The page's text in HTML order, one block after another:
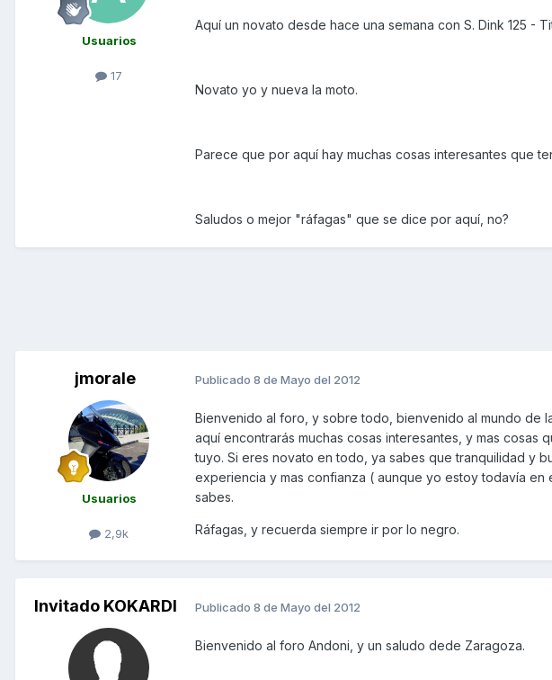
Usuarios
17
Aquí un novato desde hace una semana con S. Dink 125 -
Novato yo y nueva la moto.
Parece que por aquí hay muchas cosas interesantes que
Saludos o mejor "ráfagas" que se dice por aquí, no?
jmorale
Usuarios
2,9k
Publicado 8 de Mayo del 2012
Bienvenido al foro, y sobre todo, bienvenido al mundo de
aquí encontrarás muchas cosas interesantes, y mas
tuyo. Si eres novato en todo, ya sabes que tranquilidad y
experiencia y mas confianza ( aunque yo estoy todavía
sabes.
Ráfagas, y recuerda siempre ir por lo negro.
Invitado KOKARDI Publicado 8 de Mayo del 2012
Bienvenido al foro Andoni, y un saludo dede Zaragoza.